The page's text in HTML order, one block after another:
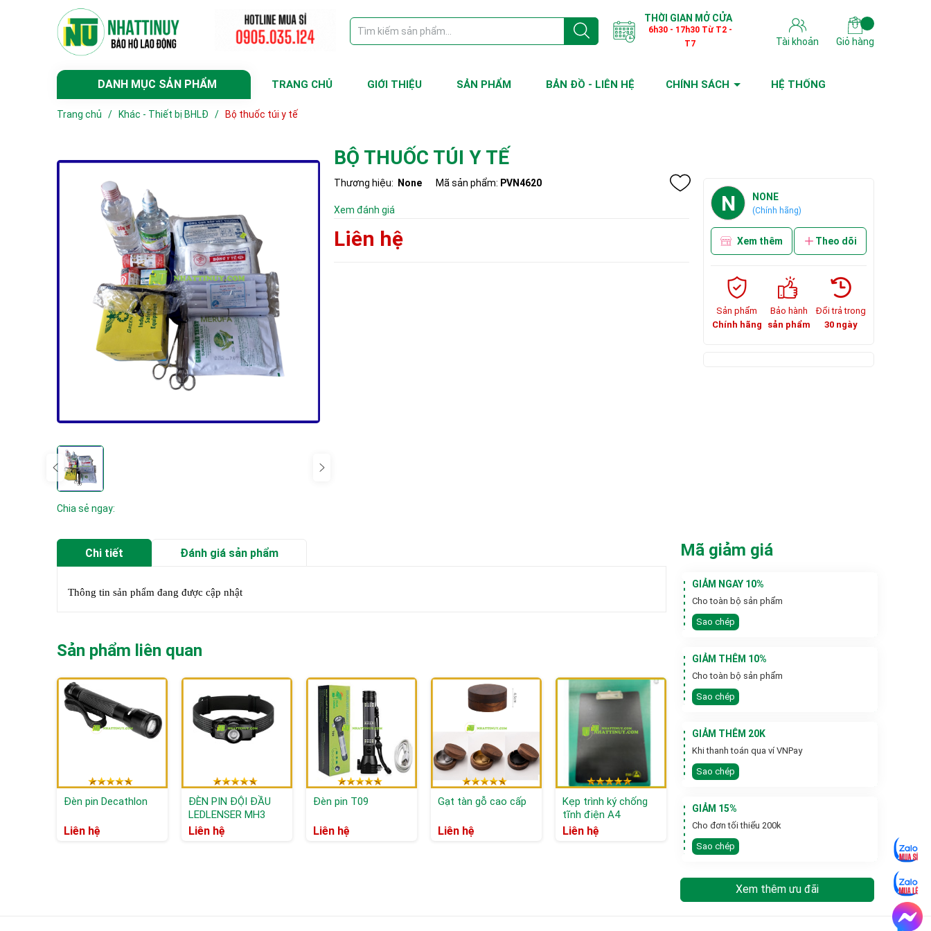
THỜI GIAN MỞ CỬA
6h30 - 17h30 Từ T2 -
T7
Tài khoản Giỏ hàng
DANH MỤC SẢN PHẨM TRANG CHỦ GIỚI THIỆU SẢN PHẨM BẢN ĐỒ - LIÊN HỆ CHÍNH SÁCH HỆ THỐNG
Trang chủ / Khác - Thiết bị BHLĐ / Bộ thuốc túi y tế
Chia sẻ ngay:
BỘ THUỐC TÚI Y TẾ
Thương hiệu: None Mã sản phẩm: PVN4620
Xem đánh giá
Liên hệ
N NONE
(Chính hãng)
Xem thêm Theo dõi
Sản phẩm
Chính hãng
Bảo hành
sản phẩm
Đổi trả trong
30 ngày
Chi tiết Đánh giá sản phẩm
Thông tin sản phẩm đang được cập nhật
Sản phẩm liên quan
Đèn pin Decathlon
Liên hệ
ĐÈN PIN ĐỘI ĐẦU
LEDLENSER MH3
Liên hệ
Đèn pin T09
Liên hệ
Gạt tàn gỗ cao cấp
Liên hệ
Kẹp trình ký chống
tĩnh điện A4
Liên hệ
Bao Cát Vải Bố 15 x
80cm
Liên hệ
Mã giảm giá
GIẢM NGAY 10%
Cho toàn bộ sản phẩm
Sao chép
GIẢM THÊM 10%
Cho toàn bộ sản phẩm
Sao chép
GIẢM THÊM 20K
Khi thanh toán qua ví VNPay
Sao chép
GIẢM 15%
Cho đơn tối thiểu 200k
Sao chép
Xem thêm ưu đãi